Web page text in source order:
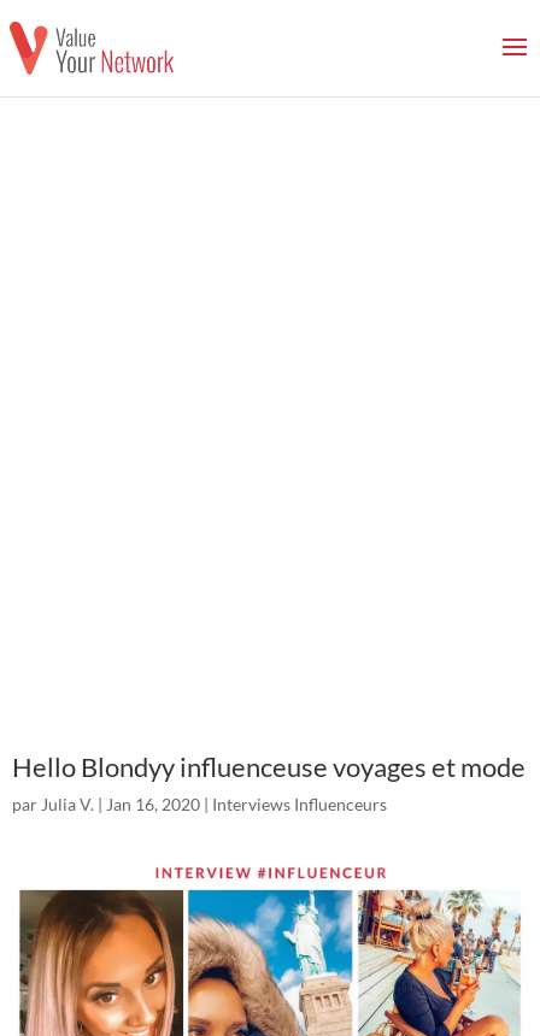
Hello Blondyy influenceuse voyages et mode
par Julia V. | Jan 16, 2020 | Interviews Influenceurs